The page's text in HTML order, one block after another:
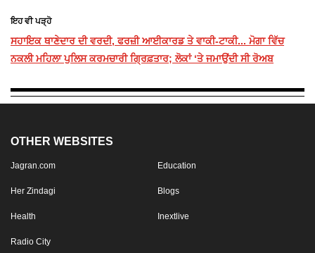
ਇਹ ਵੀ ਪੜ੍ਹੋ
ਸਹਾਇਕ ਥਾਣੇਦਾਰ ਦੀ ਵਰਦੀ, ਫਰਜ਼ੀ ਆਈਕਾਰਡ ਤੇ ਵਾਕੀ-ਟਾਕੀ... ਮੋਗਾ ਵਿੱਚ
ਨਕਲੀ ਮਹਿਲਾ ਪੁਲਿਸ ਕਰਮਚਾਰੀ ਗ੍ਰਿਫ਼ਤਾਰ; ਲੋਕਾਂ ‘ਤੇ ਜਮਾਉਂਦੀ ਸੀ ਰੋਅਬ
OTHER WEBSITES
Jagran.com Education
Her Zindagi Blogs
Health Inextlive
Radio City